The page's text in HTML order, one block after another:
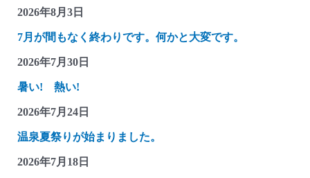
れ
れ
雑
記
リ
ゾ
ー
2026年8月3日
7月が間もなく終わりです。何かと大変です。
2026年7月30日
暑い! 熱い!
2026年7月24日
温泉夏祭りが始まりました。
2026年7月18日